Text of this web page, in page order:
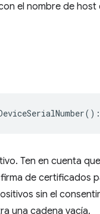
el nombre de
() :
Ten en cuenta
de certificados
sin el
una cadena vacía.